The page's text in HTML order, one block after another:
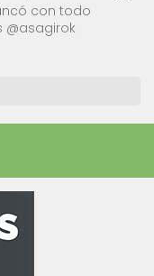
con todo
@asagirok